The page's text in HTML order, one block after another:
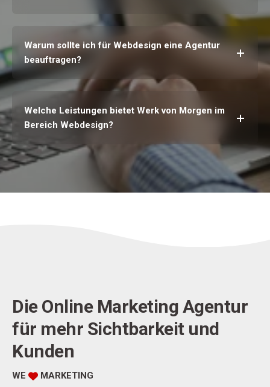
Warum sollte ich für Webdesign eine Agentur
beauftragen?
Welche Leistungen bietet Werk von Morgen im
Bereich Webdesign?
Die Online Marketing Agentur
für mehr Sichtbarkeit und
Kunden
WE MARKETING